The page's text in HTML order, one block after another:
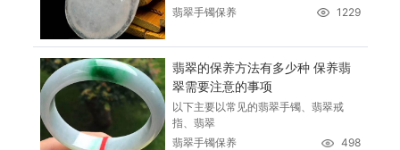
翡翠手镯保养
1229
翡翠的保养方法有多少种 保养翡
翠需要注意的事项
以下主要以常见的翡翠手镯、翡翠戒
指、翡翠
翡翠手镯保养
498